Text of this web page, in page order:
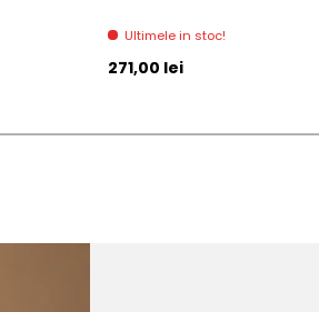
Ultimele in stoc!
Pret initial
271,00 lei